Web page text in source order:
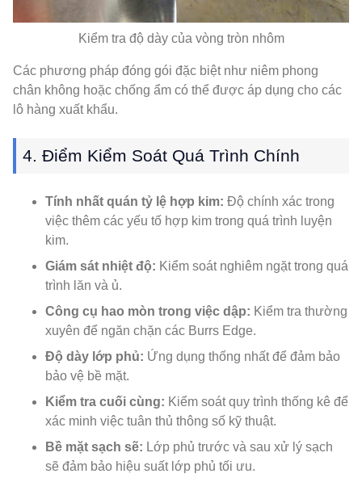
Kiểm tra độ dày của vòng tròn nhôm
Các phương pháp đóng gói đặc biệt như niêm phong
chân không hoặc chống ẩm có thể được áp dụng cho các
lô hàng xuất khẩu.
4. Điểm Kiểm Soát Quá Trình Chính
Tính nhất quán tỷ lệ hợp kim: Độ chính xác trong
việc thêm các yếu tố hợp kim trong quá trình luyện
kim.
Giám sát nhiệt độ: Kiểm soát nghiêm ngặt trong quá
trình lăn và ủ.
Công cụ hao mòn trong việc dập: Kiểm tra thường
xuyên để ngăn chặn các Burrs Edge.
Độ dày lớp phủ: Ứng dụng thống nhất để đảm bảo
bảo vệ bề mặt.
Kiểm tra cuối cùng: Kiểm soát quy trình thống kê để
xác minh việc tuân thủ thông số kỹ thuật.
Bề mặt sạch sẽ: Lớp phủ trước và sau xử lý sạch
sẽ đảm bảo hiệu suất lớp phủ tối ưu.